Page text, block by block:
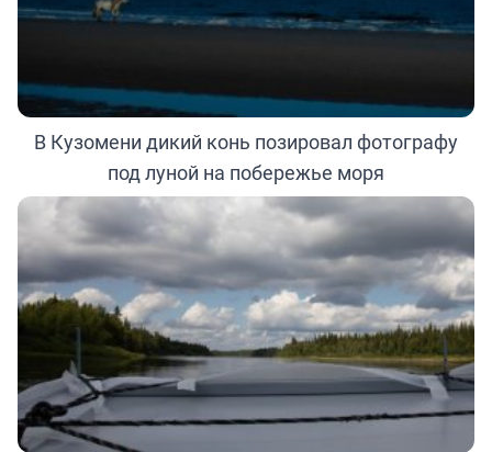
В Кузомени дикий конь позировал фотографу
под луной на побережье моря